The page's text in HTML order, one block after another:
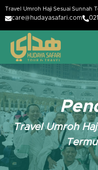
Travel Umroh Haji Sesuai Sunnah
care@hudayasafari.com
Travel Umroh